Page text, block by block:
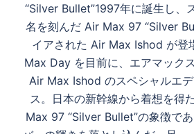
再
生
ビ
ゲ
ョ
“Silver Bullet”1997年に誕生し、
名を刻んだ Air Max 97 “Silver
イアされた Air Max Ishod が登
Max Day を目前に、エアマック
Air Max Ishod のスペシャルエ
ス。日本の新幹線から着想を得
Max 97 “Silver Bullet”の象徴で